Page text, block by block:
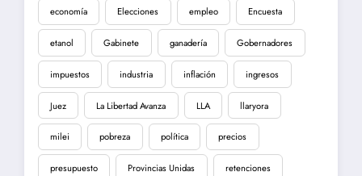
economía Elecciones empleo Encuesta
etanol Gabinete ganadería Gobernadores
impuestos industria inflación ingresos
Juez La Libertad Avanza LLA llaryora
milei pobreza política precios
presupuesto Provincias Unidas retenciones